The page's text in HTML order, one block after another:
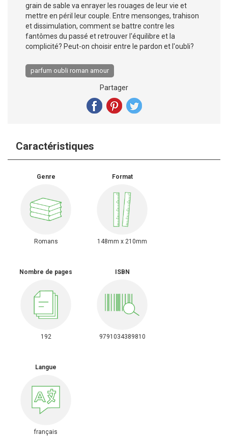
grain de sable va enrayer les rouages de leur vie et
mettre en péril leur couple. Entre mensonges, trahison
et dissimulation, comment se battre contre les
fantômes du passé et retrouver l'équilibre et la
complicité? Peut-on choisir entre le pardon et l'oubli?
parfum oubli roman amour
Partager
Caractéristiques
Genre
Romans
Format
148mm x 210mm
Nombre de pages
192
ISBN
9791034389810
Langue
français